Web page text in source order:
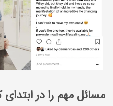
مسائل مهم را در